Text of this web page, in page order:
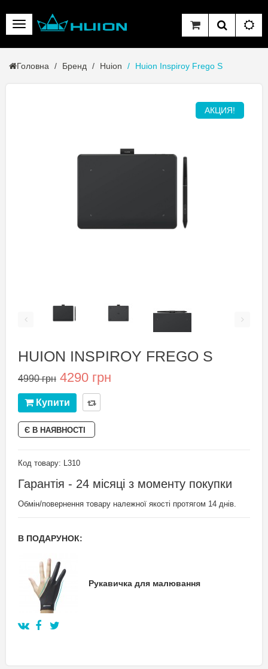
Головна Бренд Huion Huion Inspiroy Frego S
АКЦИЯ!
HUION INSPIROY FREGO S
4990 грн 4290 грн
Купити
Є В НАЯВНОСТІ
Код товару: L310
Гарантія - 24 місяці з моменту покупки
Обмін/повернення товару належної якості протягом 14 днів.
В ПОДАРУНОК:
Рукавичка для малювання